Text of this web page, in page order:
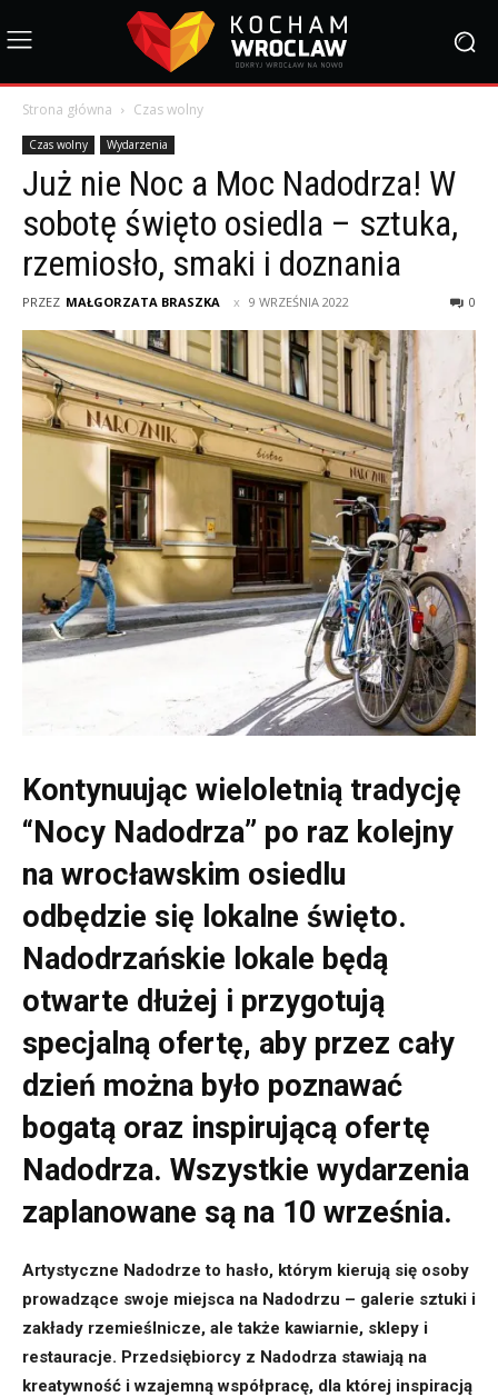
Strona główna Czas wolny
Czas wolny Wydarzenia
Już nie Noc a Moc Nadodrza! W
sobotę święto osiedla – sztuka,
rzemiosło, smaki i doznania
PRZEZ MAŁGORZATA BRASZKA 9 WRZEŚNIA 2022 0
Kontynuując wieloletnią tradycję
“Nocy Nadodrza” po raz kolejny
na wrocławskim osiedlu
odbędzie się lokalne święto.
Nadodrzańskie lokale będą
otwarte dłużej i przygotują
specjalną ofertę, aby przez cały
dzień można było poznawać
bogatą oraz inspirującą ofertę
Nadodrza. Wszystkie wydarzenia
zaplanowane są na 10 września.
Artystyczne Nadodrze to hasło, którym kierują się osoby
prowadzące swoje miejsca na Nadodrzu – galerie sztuki i
zakłady rzemieślnicze, ale także kawiarnie, sklepy i
restauracje. Przedsiębiorcy z Nadodrza stawiają na
kreatywność i wzajemną współpracę, dla której inspiracją